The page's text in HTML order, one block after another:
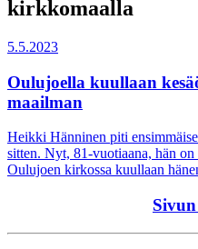
kirkkomaalla
5.5.2023
Oulujoella kuullaan
maailman
Heikki Hänninen piti
sitten. Nyt, 81-vuotiaana, hän
Oulujoen kirkossa kuullaan